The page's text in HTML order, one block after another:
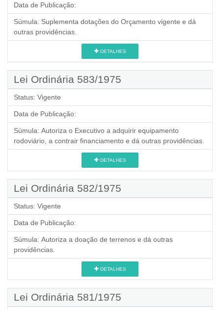
Data de Publicação:
Súmula: Suplementa dotações do Orçamento vigente e dá
outras providências.
DETALHES
Lei Ordinária 583/1975
Status: Vigente
Data de Publicação:
Súmula: Autoriza o Executivo a adquirir equipamento
rodoviário, a contrair financiamento e dá outras providências.
DETALHES
Lei Ordinária 582/1975
Status: Vigente
Data de Publicação:
Súmula: Autoriza a doação de terrenos e dá outras
providências.
DETALHES
Lei Ordinária 581/1975